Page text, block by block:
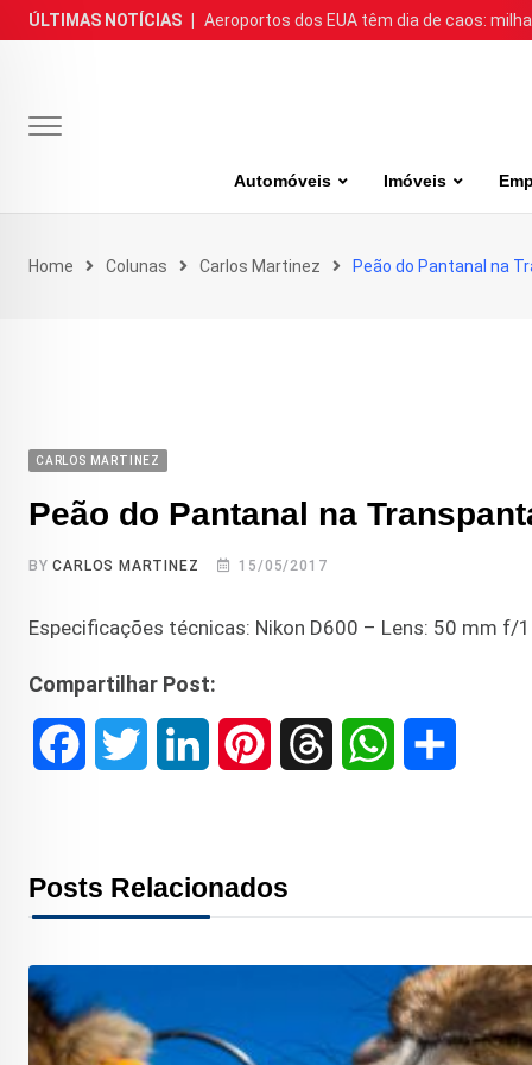
Skip
to
ÚLTIMAS NOTÍCIAS Aeroportos dos EUA têm dia de caos:
Automóveis Imóveis
Home Colunas Carlos Martinez Peão do Pantanal na
CARLOS MARTINEZ
Peão do Pantanal na
BYCARLOS MARTINEZ 15/05/2017
Especificações técnicas: Nikon D600 – Lens: 50 mm f/
Compartilhar Post:
e
o
o
t
r
k t
A
p
Posts Relacionados